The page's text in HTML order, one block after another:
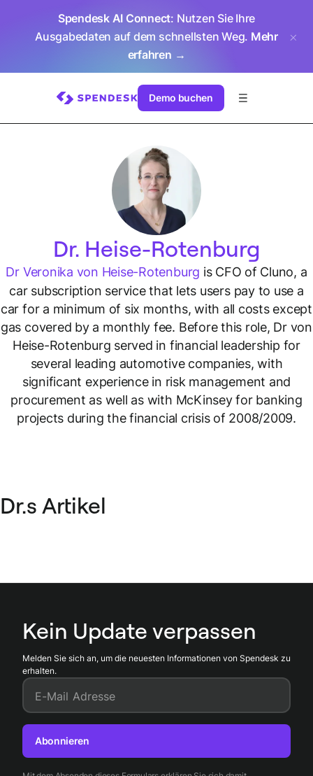
Spendesk AI Connect: Nutzen Sie Ihre
Ausgabedaten auf dem schnellsten Weg. Mehr
erfahren →
Demo buchen
Dr. Heise-Rotenburg
Dr Veronika von Heise-Rotenburg is CFO of Cluno, a
car subscription service that lets users pay to use a
car for a minimum of six months, with all costs except
gas covered by a monthly fee. Before this role, Dr von
Heise-Rotenburg served in financial leadership for
several leading automotive companies, with
significant experience in risk management and
procurement as well as with McKinsey for banking
projects during the financial crisis of 2008/2009.
Dr.s Artikel
Kein Update verpassen
Melden Sie sich an, um die neuesten Informationen von Spendesk zu
erhalten.
E-Mail Adresse
Abonnieren